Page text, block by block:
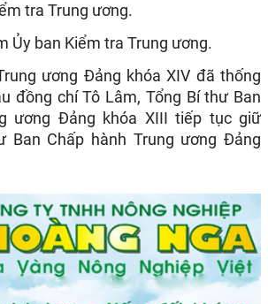
tra Trung ương.
Ủy ban Kiểm tra Trung ương.
ương Đảng khóa XIV đã thống
đồng chí Tô Lâm, Tổng Bí thư Ban
ương Đảng khóa XIII tiếp tục giữ
Ban Chấp hành Trung ương Đảng